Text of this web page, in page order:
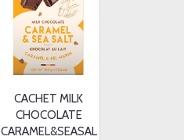
CACHET MILK
CHOCOLATE
CARAMEL&SEASAL